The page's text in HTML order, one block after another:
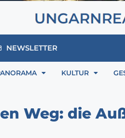
NEWSLETTER
KULTUR
Weg: die